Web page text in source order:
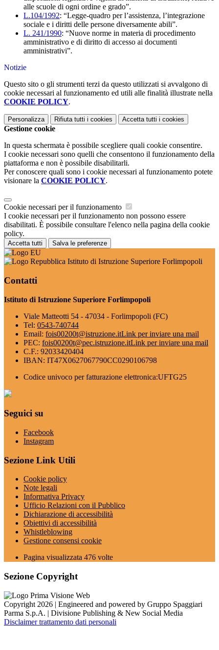
alle scuole di ogni ordine e grado”.
L.104/1992: “Legge-quadro per l’assistenza, l’integrazione
sociale e i diritti delle persone diversamente abili”.
L. 241/1990: “Nuove norme in materia di procedimento
amministrativo e di diritto di accesso ai documenti
amministrativi”.
Notizie
Questo sito o gli strumenti terzi da questo utilizzati si avvalgono di
cookie necessari al funzionamento ed utili alle finalità illustrate nella
COOKIE POLICY.
Personalizza Rifiuta tutti i cookies Accetta tutti i cookies
Gestione cookie
In questa schermata è possibile scegliere quali cookie consentire.
I cookie necessari sono quelli che consentono il funzionamento della
piattaforma e non è possibile disabilitarli.
Per conoscere quali sono i cookie necessari al funzionamento potete
visionare la COOKIE POLICY.
Cookie necessari per il funzionamento
I cookie necessari per il funzionamento non possono essere
disabilitati. È possibile consultare l'elenco nella pagina della cookie
policy.
Accetta tutti Salva le preferenze
Istituto di Istruzione Superiore Forlimpopoli
Contatti
Istituto di Istruzione Superiore Forlimpopoli
Viale Matteotti 54 - 47034 - Forlimpopoli (FC)
Tel: 0543-740744
Email: fois00200t@istruzione.itLink per inviare una mail
PEC: fois00200t@pec.istruzione.itLink per inviare una mail
C.F.: 92033420404
IBAN: IT47X0627067790CC0290106798
Codice univoco per fatturazione elettronica:UFTG25
Seguici su
Facebook
Instagram
Sezione Link Utili
Cookie policy
Note legali
Informativa Privacy
Ufficio Relazioni con il Pubblico
Dichiarazione di accessibilità
Obiettivi di accessibilità
Whistleblowing
Gestione consensi cookie
Pagina visualizzata 476 volte
Sezione Copyright
Copyright 2026 | Engineered and powered by Gruppo Spaggiari
Parma S.p.A. | Divisione Publishing & New Social Media
Disclaimer trattamento dati personali